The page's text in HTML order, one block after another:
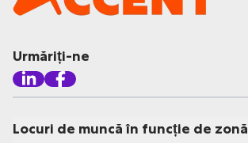
Urmăriți-ne
Locuri de muncă în funcție de zonă